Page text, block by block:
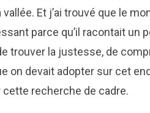
Et j’ai trouvé que le
parce qu’il racontait un
trouver la justesse, de
on devait adopter sur cet
recherche de cadre.